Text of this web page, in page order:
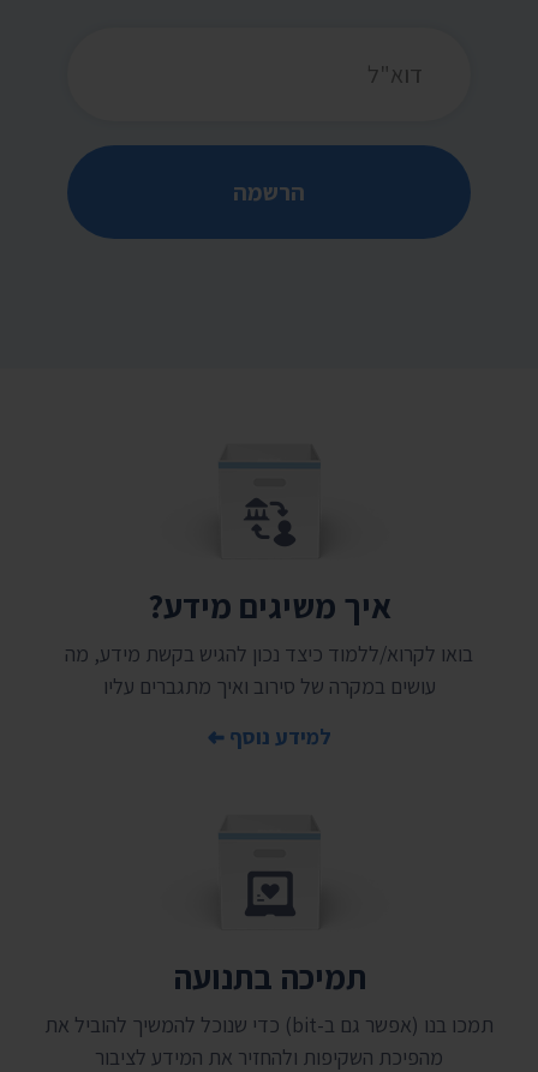
הרשמה
איך משיגים מידע?
בואו לקרוא/ללמוד כיצד נכון להגיש בקשת מידע, מה
עושים במקרה של סירוב ואיך מתגברים עליו
למידע נוסף
תמיכה בתנועה
תמכו בנו (אפשר גם ב-bit) כדי שנוכל להמשיך להוביל את
מהפיכת השקיפות ולהחזיר את המידע לציבור